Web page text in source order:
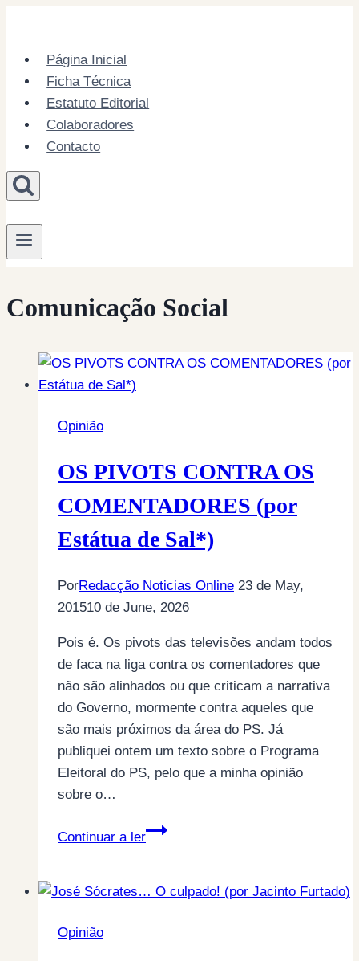
contentPágina Inicial
Ficha Técnica
Estatuto Editorial
Colaboradores
Contacto
Comunicação Social
Opinião
OS PIVOTS CONTRA OS
COMENTADORES (por
Estátua de Sal*)
PorRedacção Noticias Online 23 de May,
201510 de June, 2026
Pois é. Os pivots das televisões andam todos
de faca na liga contra os comentadores que
não são alinhados ou que criticam a narrativa
do Governo, mormente contra aqueles que
são mais próximos da área do PS. Já
publiquei ontem um texto sobre o Programa
Eleitoral do PS, pelo que a minha opinião
sobre o…
Continuar a ler
OS
OS
Opinião